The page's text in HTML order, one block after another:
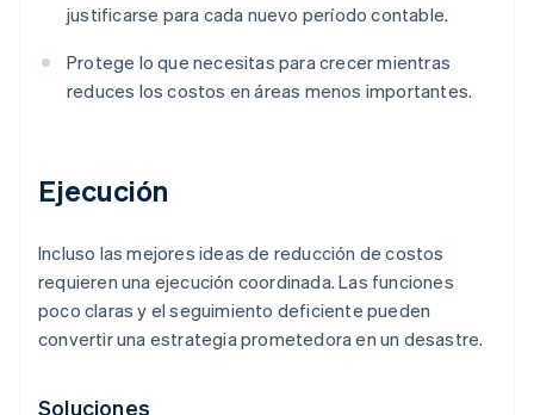
justificarse para cada nuevo período contable.
Protege lo que necesitas para crecer mientras
reduces los costos en áreas menos importantes.
Ejecución
Incluso las mejores ideas de reducción de costos
requieren una ejecución coordinada. Las funciones
poco claras y el seguimiento deficiente pueden
convertir una estrategia prometedora en un desastre.
Soluciones